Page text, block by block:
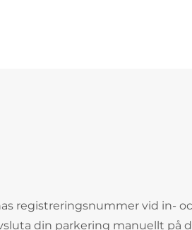
registreringsnummer vid in-
din parkering manuellt på